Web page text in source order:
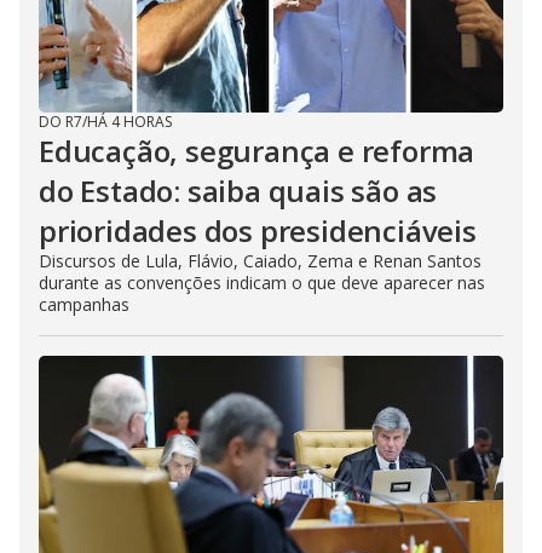
DO R7/HÁ 4 HORAS
Educação, segurança e reforma
do Estado: saiba quais são as
prioridades dos presidenciáveis
Discursos de Lula, Flávio, Caiado, Zema e Renan Santos
durante as convenções indicam o que deve aparecer nas
campanhas